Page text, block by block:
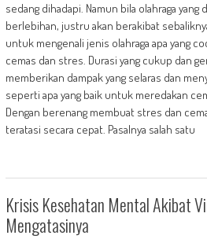
sedang dihadapi. Namun bila olahraga yang
berlebihan, justru akan berakibat
untuk mengenali jenis olahraga apa yang
cemas dan stres. Durasi yang cukup dan
memberikan dampak yang selaras dan
seperti apa yang baik untuk meredakan
Dengan berenang membuat stres dan
teratasi secara cepat. Pasalnya salah satu
Krisis Kesehatan Mental Akibat
Mengatasinya